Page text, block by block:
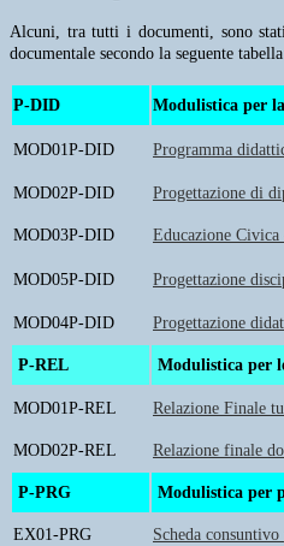
Alcuni, tra tutti i documenti, sono
documentale secondo la seguente
P-DID Modulistica per
MOD01P-DID Programma
MOD02P-DID Progettazione di
MOD03P-DID Educazione
MOD05P-DID Progettazione
MOD04P-DID Progettazione
P-REL Modulistica per
MOD01P-REL Relazione Finale
MOD02P-REL Relazione finale
P-PRG Modulistica per
EX01-PRG Scheda